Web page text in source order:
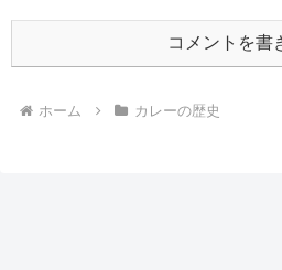
コメントを書
ホーム カレーの歴史